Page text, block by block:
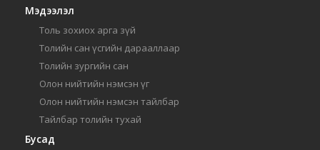
Мэдээлэл
Толь зохиох арга зүй
Толийн сан үсгийн дарааллаар
Толийн зургийн сан
Олон нийтийн нэмсэн үг
Олон нийтийн нэмсэн тайлбар
Тайлбар толийн тухай
Бусад